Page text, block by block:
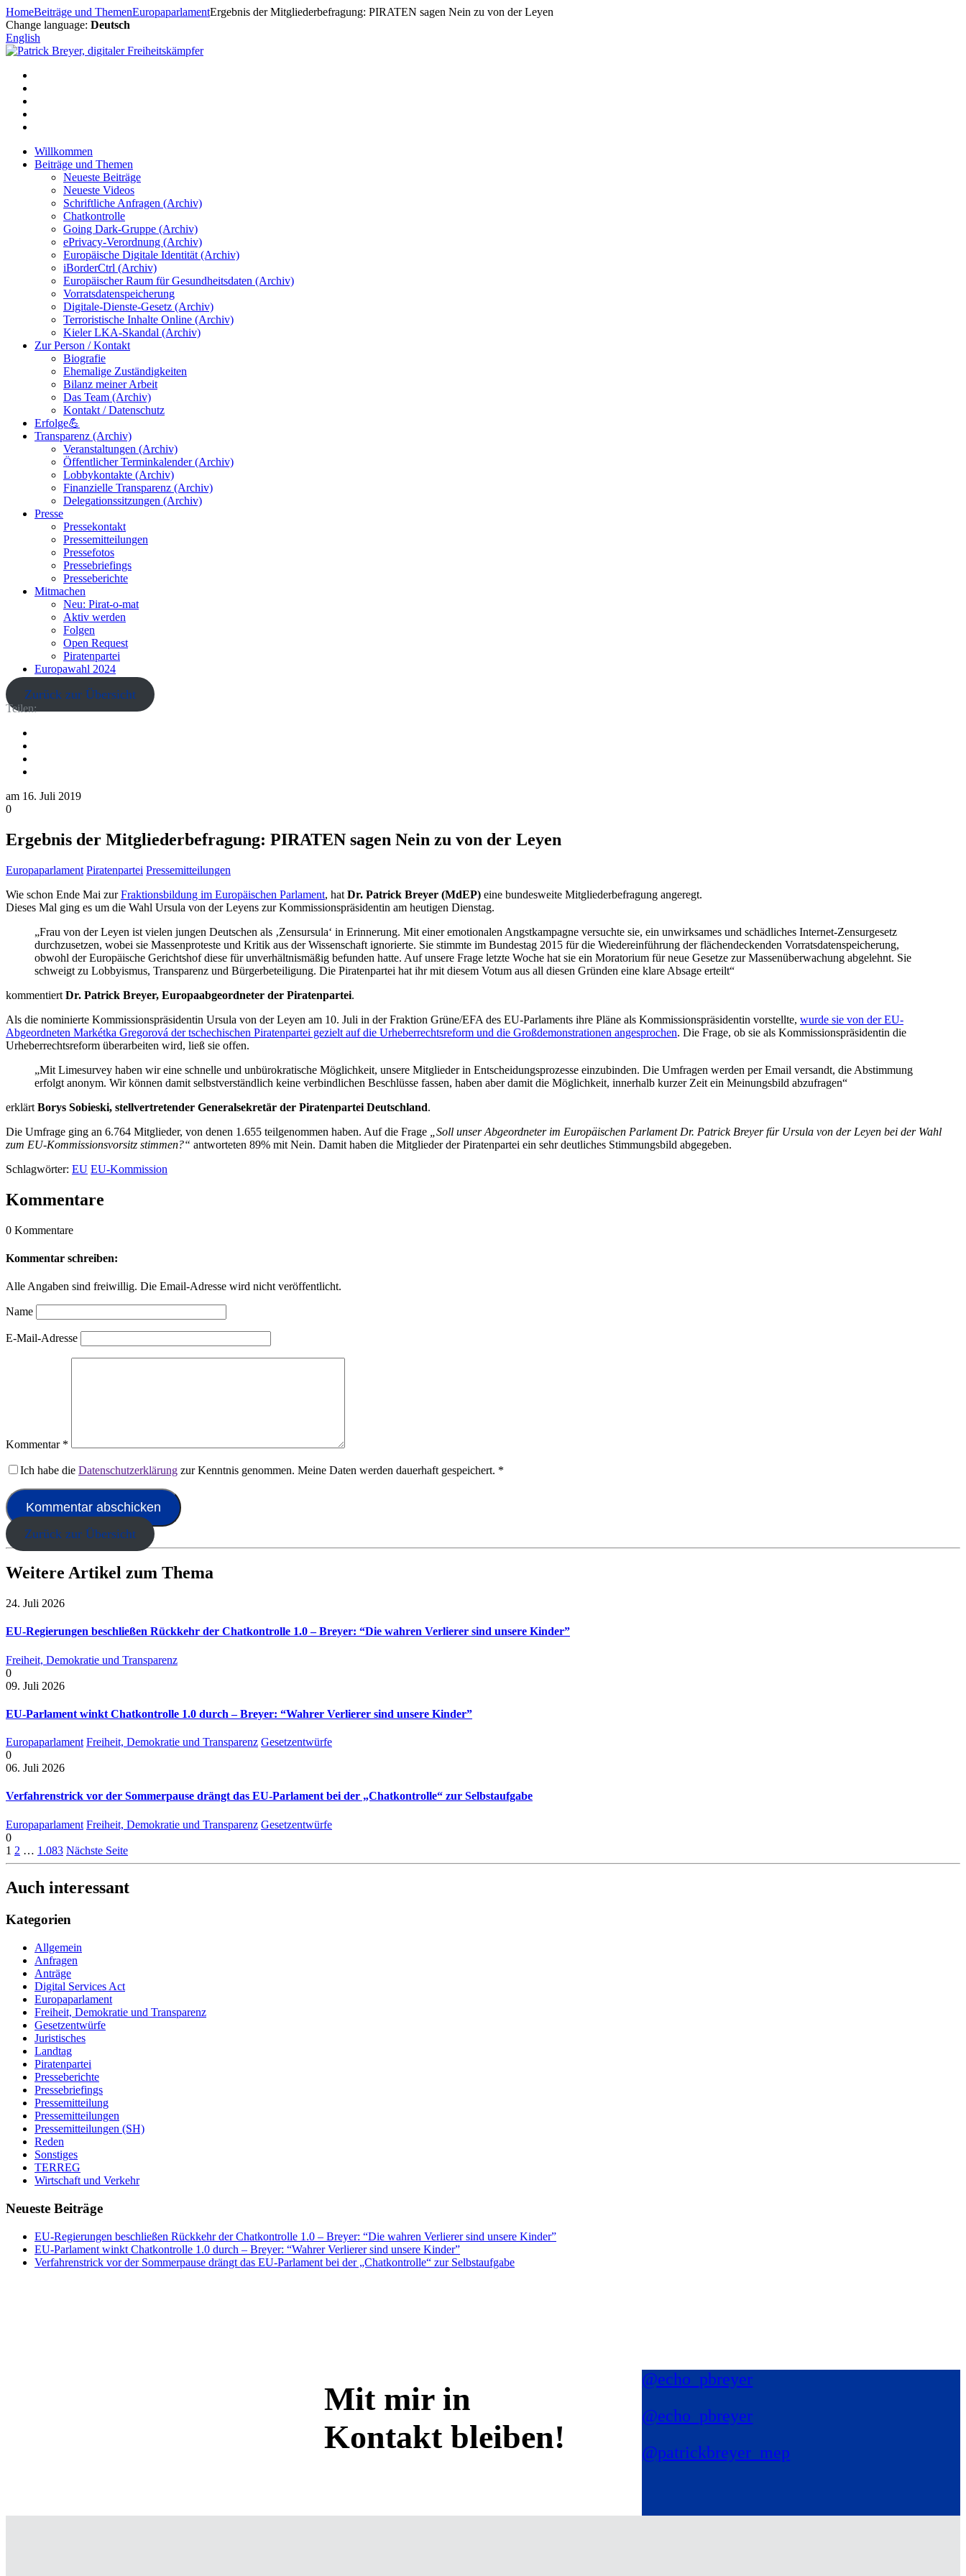
Zum
Inhalt
springen
HomeBeiträge und ThemenEuropaparlamentErgebnis der Mitgliederbefragung: PIRATEN sagen Nein zu von der Leyen
Change language: Deutsch
English
Willkommen
Beiträge und Themen
Neueste Beiträge
Neueste Videos
Schriftliche Anfragen (Archiv)
Chatkontrolle
Going Dark-Gruppe (Archiv)
ePrivacy-Verordnung (Archiv)
Europäische Digitale Identität (Archiv)
iBorderCtrl (Archiv)
Europäischer Raum für Gesundheitsdaten (Archiv)
Vorratsdatenspeicherung
Digitale-Dienste-Gesetz (Archiv)
Terroristische Inhalte Online (Archiv)
Kieler LKA-Skandal (Archiv)
Zur Person / Kontakt
Biografie
Ehemalige Zuständigkeiten
Bilanz meiner Arbeit
Das Team (Archiv)
Kontakt / Datenschutz
Erfolge💪
Transparenz (Archiv)
Veranstaltungen (Archiv)
Öffentlicher Terminkalender (Archiv)
Lobbykontakte (Archiv)
Finanzielle Transparenz (Archiv)
Delegationssitzungen (Archiv)
Presse
Pressekontakt
Pressemitteilungen
Pressefotos
Pressebriefings
Presseberichte
Mitmachen
Neu: Pirat-o-mat
Aktiv werden
Folgen
Open Request
Piratenpartei
Europawahl 2024
Zurück zur Übersicht
Teilen:
am 16. Juli 2019
0
Ergebnis der Mitgliederbefragung: PIRATEN sagen Nein zu von der Leyen
Europaparlament Piratenpartei Pressemitteilungen
Wie schon Ende Mai zurFraktionsbildung im Europäischen Parlament, hat Dr. Patrick Breyer (MdEP) eine bundesweite Mitgliederbefragung angeregt.
Dieses Mal ging es um die Wahl Ursula von der Leyens zur Kommissionspräsidentin am heutigen Dienstag.
„Frau von der Leyen ist vielen jungen Deutschen als ‚Zensursula‘ in Erinnerung. Mit einer emotionalen Angstkampagne versuchte sie, ein unwirksames und schädliches Internet-Zensurgesetz
durchzusetzen, wobei sie Massenproteste und Kritik aus der Wissenschaft ignorierte. Sie stimmte im Bundestag 2015 für die Wiedereinführung der flächendeckenden Vorratsdatenspeicherung,
obwohl der Europäische Gerichtshof diese für unverhältnismäßig befunden hatte. Auf unsere Frage letzte Woche hat sie ein Moratorium für neue Gesetze zur Massenüberwachung abgelehnt. Sie
schweigt zu Lobbyismus, Transparenz und Bürgerbeteiligung. Die Piratenpartei hat ihr mit diesem Votum aus all diesen Gründen eine klare Absage erteilt“
kommentiert Dr. Patrick Breyer, Europaabgeordneter der Piratenpartei.
Als die nominierte Kommissionspräsidentin Ursula von der Leyen am 10. Juli in der Fraktion Grüne/EFA des EU-Parlaments ihre Pläne als Kommissionspräsidentin vorstellte, wurde sie von der EU-
Abgeordneten Markétka Gregorová der tschechischen Piratenpartei gezielt auf die Urheberrechtsreform und die Großdemonstrationen angesprochen. Die Frage, ob sie als Kommissionspräsidentin die
Urheberrechtsreform überarbeiten wird, ließ sie offen.
„Mit Limesurvey haben wir eine schnelle und unbürokratische Möglichkeit, unsere Mitglieder in Entscheidungsprozesse einzubinden. Die Umfragen werden per Email versandt, die Abstimmung
erfolgt anonym. Wir können damit selbstverständlich keine verbindlichen Beschlüsse fassen, haben aber damit die Möglichkeit, innerhalb kurzer Zeit ein Meinungsbild abzufragen“
erklärt Borys Sobieski, stellvertretender Generalsekretär der Piratenpartei Deutschland.
Die Umfrage ging an 6.764 Mitglieder, von denen 1.655 teilgenommen haben. Auf die Frage
„Soll unser Abgeordneter im Europäischen Parlament Dr. Patrick Breyer für Ursula von der Leyen bei der Wahl
zum EU-Kommissionsvorsitz stimmen?“ antworteten 89% mit Nein. Damit haben die Mitglieder der Piratenpartei ein sehr deutliches Stimmungsbild abgegeben.
Schlagwörter: EU EU-Kommission
Kommentare
0 Kommentare
Kommentar schreiben:
Alle Angaben sind freiwillig. Die Email-Adresse wird nicht veröffentlicht.
Name
E-Mail-Adresse
Kommentar *
Ich habe die Datenschutzerklärung zur Kenntnis genommen. Meine Daten werden dauerhaft gespeichert. *
Zurück zur Übersicht
Weitere Artikel zum Thema
24. Juli 2026
EU-Regierungen beschließen Rückkehr der Chatkontrolle 1.0 – Breyer: “Die wahren Verlierer sind unsere Kinder”
Freiheit, Demokratie und Transparenz
0
09. Juli 2026
EU-Parlament winkt Chatkontrolle 1.0 durch – Breyer: “Wahrer Verlierer sind unsere Kinder”
Europaparlament Freiheit, Demokratie und Transparenz Gesetzentwürfe
0
06. Juli 2026
Verfahrenstrick vor der Sommerpause drängt das EU-Parlament bei der „Chatkontrolle“ zur Selbstaufgabe
Europaparlament Freiheit, Demokratie und Transparenz Gesetzentwürfe
0
1 2 … 1.083 Nächste Seite
Auch interessant
Kategorien
Allgemein
Anfragen
Anträge
Digital Services Act
Europaparlament
Freiheit, Demokratie und Transparenz
Gesetzentwürfe
Juristisches
Landtag
Piratenpartei
Presseberichte
Pressebriefings
Pressemitteilung
Pressemitteilungen
Pressemitteilungen (SH)
Reden
Sonstiges
TERREG
Wirtschaft und Verkehr
Neueste Beiträge
EU-Regierungen beschließen Rückkehr der Chatkontrolle 1.0 – Breyer: “Die wahren Verlierer sind unsere Kinder”
EU-Parlament winkt Chatkontrolle 1.0 durch – Breyer: “Wahrer Verlierer sind unsere Kinder”
Verfahrenstrick vor der Sommerpause drängt das EU-Parlament bei der „Chatkontrolle“ zur Selbstaufgabe
Mit mir in
Kontakt bleiben!
@echo_pbreyer
@echo_pbreyer
@patrickbreyer_mep